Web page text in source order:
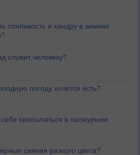
сонливость и хандру в зимние
служит человеку?
погоду хочется есть?
просыпаться в пасмурном
сияния разного цвета?